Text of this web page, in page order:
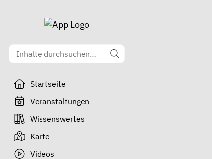
Startseite
Veranstaltungen
Wissenswertes
Karte
Videos